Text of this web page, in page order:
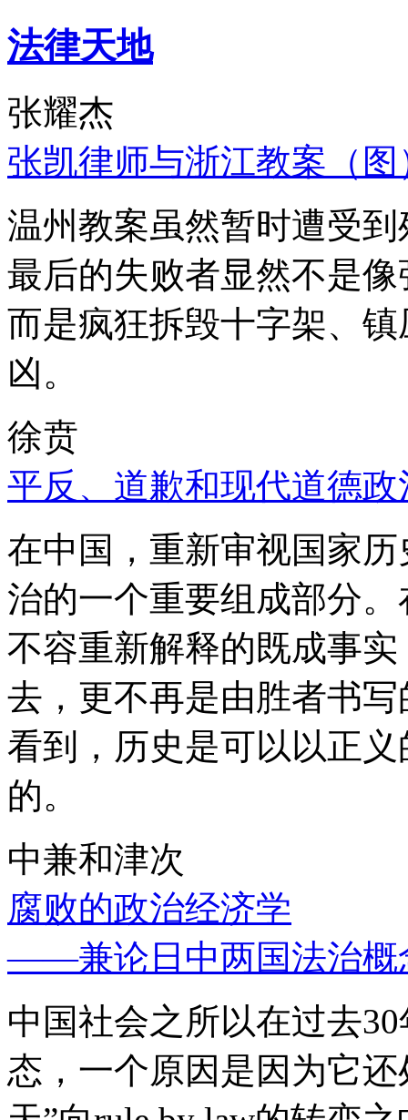
法律天地
张耀杰
张凯律师与浙江教案（图
温州教案虽然暂时遭受
最后的失败者显然不是
而是疯狂拆毁十字架、
凶。
徐贲
平反、道歉和现代道德政
在中国，重新审视国家
治的一个重要组成部分
不容重新解释的既成事
去，更不再是由胜者书
看到，历史是可以以正
的。
中兼和津次
腐败的政治经济学
——兼论日中两国法治概
中国社会之所以在过去
态，一个原因是因为它